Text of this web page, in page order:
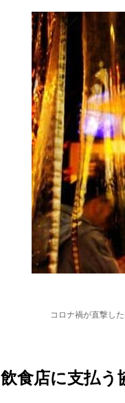
コロナ禍が直撃し
飲食店に支払う